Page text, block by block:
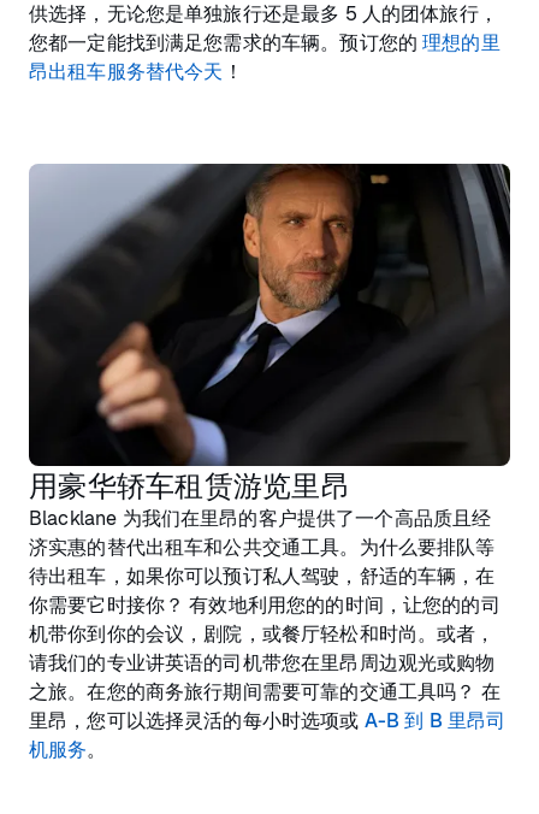
供选择，无论您是单独旅行还是最多 5 人的团体旅行，
您都一定能找到满足您需求的车辆。预订您的理想的里
昂出租车服务替代今天 ！
用豪华轿车租赁游览里昂
Blacklane 为我们在里昂的客户提供了一个高品质且经
济实惠的替代出租车和公共交通工具。为什么要排队等
待出租车，如果你可以预订私人驾驶，舒适的车辆，在
你需要它时接你？ 有效地利用您的的时间，让您的的司
机带你到你的会议，剧院，或餐厅轻松和时尚。或者，
请我们的专业讲英语的司机带您在里昂周边观光或购物
之旅。在您的商务旅行期间需要可靠的交通工具吗？ 在
里昂，您可以选择灵活的每小时选项或 A-B 到 B 里昂司
机服务。